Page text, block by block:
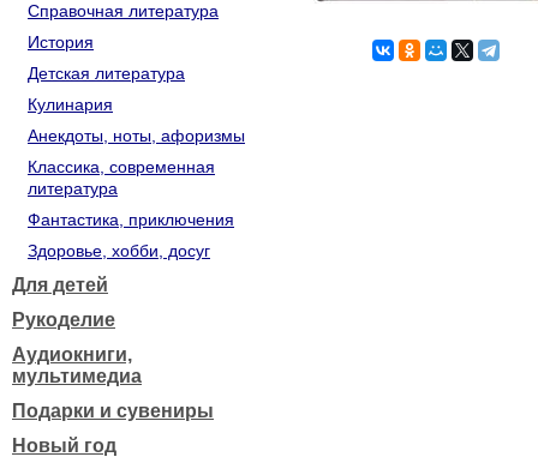
Справочная литература
История
Детская литература
Кулинария
Анекдоты, ноты, афоризмы
Классика, современная
литература
Фантастика, приключения
Здоровье, хобби, досуг
Для детей
Рукоделие
Аудиокниги,
мультимедиа
Подарки и сувениры
Новый год